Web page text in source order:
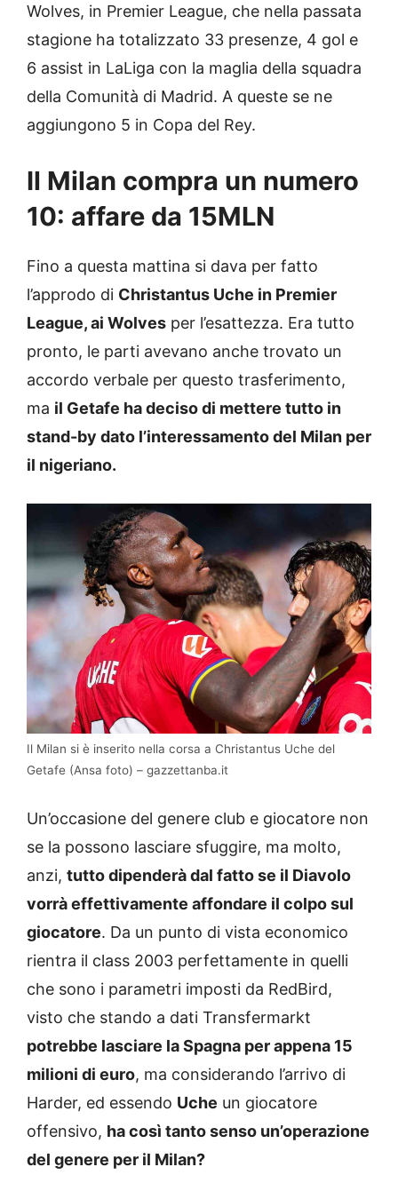
Wolves, in Premier League, che nella passata
stagione ha totalizzato 33 presenze, 4 gol e
6 assist in LaLiga con la maglia della squadra
della Comunità di Madrid. A queste se ne
aggiungono 5 in Copa del Rey.
Il Milan compra un numero
10: affare da 15MLN
Fino a questa mattina si dava per fatto
l’approdo di Christantus Uche in Premier
League, ai Wolves per l’esattezza. Era tutto
pronto, le parti avevano anche trovato un
accordo verbale per questo trasferimento,
ma il Getafe ha deciso di mettere tutto in
stand-by dato l’interessamento del Milan per
il nigeriano.
Il Milan si è inserito nella corsa a Christantus Uche del
Getafe (Ansa foto) – gazzettanba.it
Un’occasione del genere club e giocatore non
se la possono lasciare sfuggire, ma molto,
anzi, tutto dipenderà dal fatto se il Diavolo
vorrà effettivamente affondare il colpo sul
giocatore. Da un punto di vista economico
rientra il class 2003 perfettamente in quelli
che sono i parametri imposti da RedBird,
visto che stando a dati Transfermarkt
potrebbe lasciare la Spagna per appena 15
milioni di euro, ma considerando l’arrivo di
Harder, ed essendo Uche un giocatore
offensivo, ha così tanto senso un’operazione
del genere per il Milan?